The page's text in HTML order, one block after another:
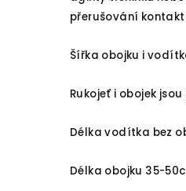
hvězdiček.
přerušování
Šířka obojku i
Rukojeť i obojek
Délka vodítka bez
Délka obojku 35-